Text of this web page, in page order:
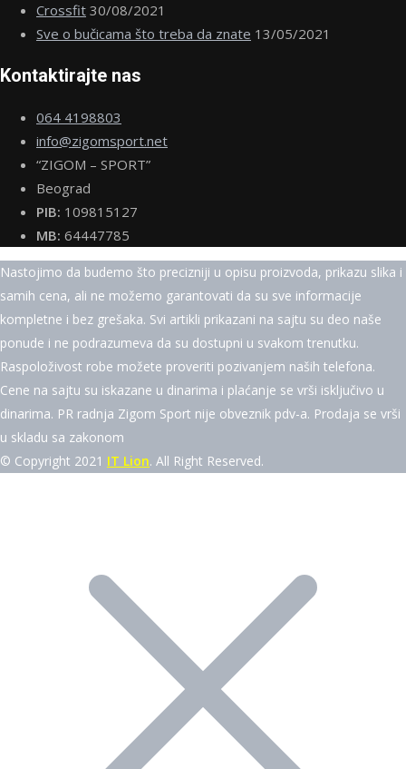
Crossfit 30/08/2021
Sve o bučicama što treba da znate 13/05/2021
Kontaktirajte nas
064 4198803
info@zigomsport.net
“ZIGOM – SPORT”
Beograd
PIB: 109815127
MB: 64447785
Nastojimo da budemo što precizniji u opisu proizvoda, prikazu slika i
samih cena, ali ne možemo garantovati da su sve informacije
kompletne i bez grešaka. Svi artikli prikazani na sajtu su deo naše
ponude i ne podrazumeva da su dostupni u svakom trenutku.
Raspoloživost robe možete proveriti pozivanjem naših telefona.
Cene na sajtu su iskazane u dinarima i plaćanje se vrši isključivo u
dinarima. PR radnja Zigom Sport nije obveznik pdv-a. Prodaja se vrši
u skladu sa zakonom
© Copyright 2021 IT Lion. All Right Reserved.